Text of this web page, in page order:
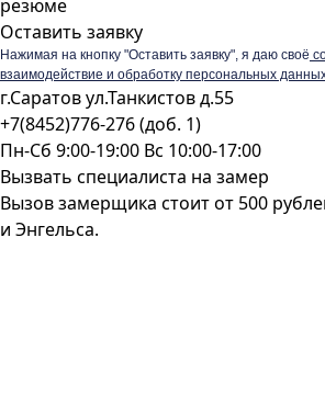
резюме
Оставить заявку
Нажимая на кнопку "Оставить заявку", я даю своё
взаимодействие и обработку персональных
г.Саратов ул.Танкистов д.55
+7(8452)776-276 (доб. 1)
Пн-Сб 9:00-19:00 Вс 10:00-17:00
Вызвать специалиста на замер
Вызов замерщика стоит от 500
и Энгельса.